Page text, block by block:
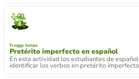
Froggy Jumps
Pretérito imperfecto en español
En esta actividad los estudiantes de
identificar los verbos en pretérito imperfecto